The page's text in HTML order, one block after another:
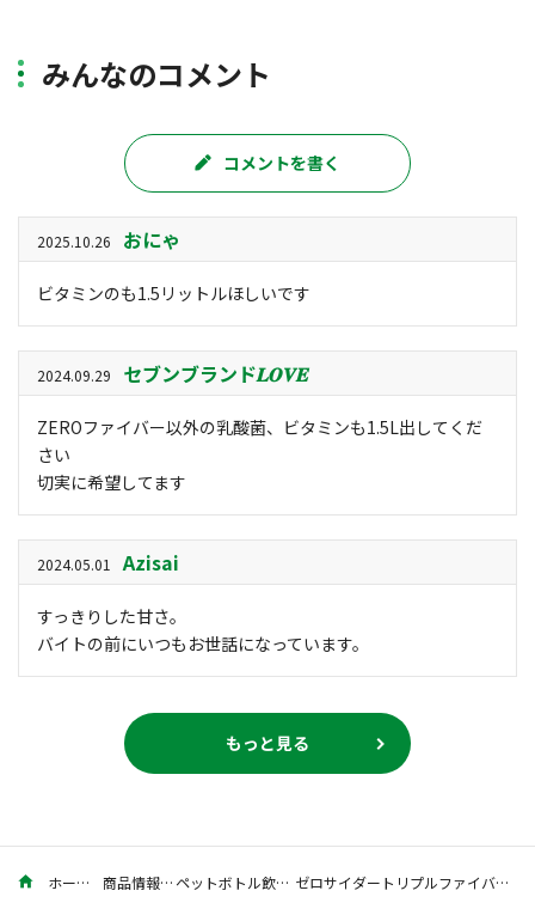
みんなのコメント
コメントを書く
2025.10.26 おにゃ
ビタミンのも1.5リットルほしいです
2024.09.29 セブンブランド𝑳‌𝑶‌𝑽‌𝑬
ZEROファイバー以外の乳酸菌、ビタミンも1.5L出してくだ
さい
切実に希望してます
2024.05.01 Azisai
すっきりした甘さ。
バイトの前にいつもお世話になっています。
もっと見る
ホーム 商品情報 ペットボトル飲料 ゼロサイダートリプルファイバー＋α 1.5L